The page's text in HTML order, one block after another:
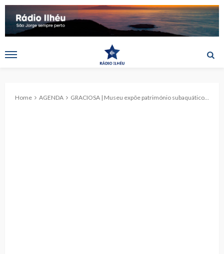
Home AGENDA GRACIOSA | Museu expõe património subaquático açoriano